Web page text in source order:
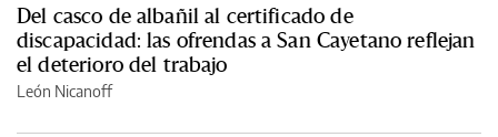
Del casco de albañil al certificado de
discapacidad: las ofrendas a San Cayetano reflejan
el deterioro del trabajo
León Nicanoff